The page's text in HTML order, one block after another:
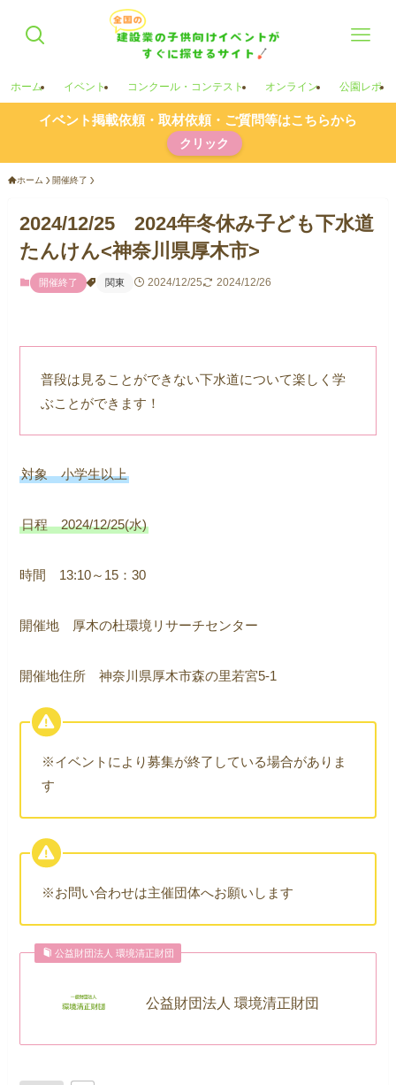
ホーム イベント コンクール・コンテスト オンライン 公園レポ
イベント掲載依頼・取材依頼・ご質問等はこちらから
クリック
ホーム 開催終了
2024/12/25 2024年冬休み子ども下水道
たんけん<神奈川県厚木市>
開催終了 関東 2024/12/25 2024/12/26
普段は見ることができない下水道について楽しく学
ぶことができます！
対象 小学生以上
日程 2024/12/25(水)
時間 13:10～15：30
開催地 厚木の杜環境リサーチセンター
開催地住所 神奈川県厚木市森の里若宮5-1
※イベントにより募集が終了している場合がありま
す
※お問い合わせは主催団体へお願いします
公益財団法人 環境清正財団
公益財団法人 環境清正財団